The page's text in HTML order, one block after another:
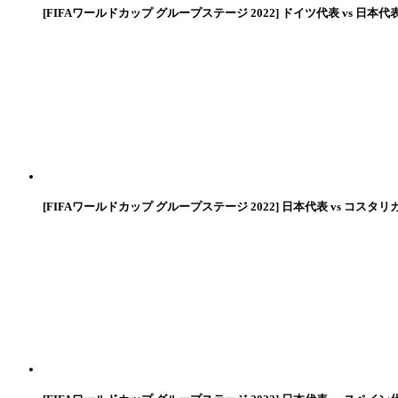
[FIFAワールドカップ グループステージ 2022] ドイツ代表 vs 日本代
[FIFAワールドカップ グループステージ 2022] 日本代表 vs コスタリ